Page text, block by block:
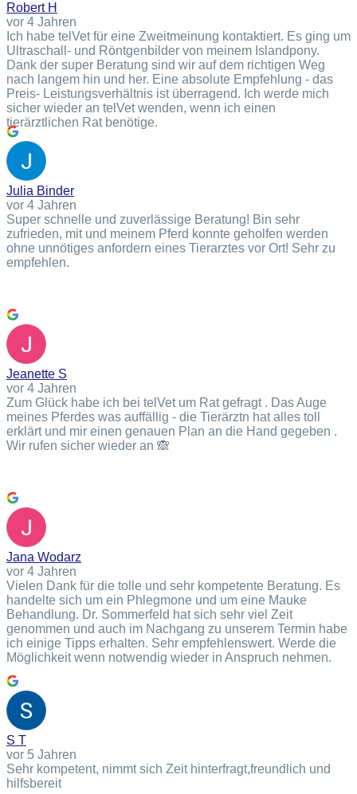
Robert H
vor 4 Jahren
Ich habe telVet für eine Zweitmeinung kontaktiert. Es ging um
Ultraschall- und Röntgenbilder von meinem Islandpony.
Dank der super Beratung sind wir auf dem richtigen Weg
nach langem hin und her. Eine absolute Empfehlung - das
Preis- Leistungsverhältnis ist überragend. Ich werde mich
sicher wieder an telVet wenden, wenn ich einen
tierärztlichen Rat benötige.
Julia Binder
vor 4 Jahren
Super schnelle und zuverlässige Beratung! Bin sehr
zufrieden, mit und meinem Pferd konnte geholfen werden
ohne unnötiges anfordern eines Tierarztes vor Ort! Sehr zu
empfehlen.
Jeanette S
vor 4 Jahren
Zum Glück habe ich bei telVet um Rat gefragt . Das Auge
meines Pferdes was auffällig - die Tierärztn hat alles toll
erklärt und mir einen genauen Plan an die Hand gegeben .
Wir rufen sicher wieder an 🙈
Jana Wodarz
vor 4 Jahren
Vielen Dank für die tolle und sehr kompetente Beratung. Es
handelte sich um ein Phlegmone und um eine Mauke
Behandlung. Dr. Sommerfeld hat sich sehr viel Zeit
genommen und auch im Nachgang zu unserem Termin habe
ich einige Tipps erhalten. Sehr empfehlenswert. Werde die
Möglichkeit wenn notwendig wieder in Anspruch nehmen.
S T
vor 5 Jahren
Sehr kompetent, nimmt sich Zeit hinterfragt,freundlich und
hilfsbereit